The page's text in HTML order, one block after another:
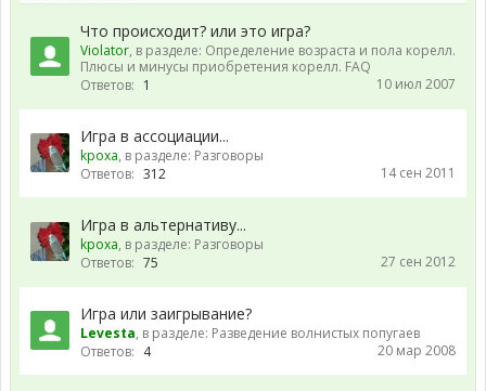
Что происходит? или это игра?
Violator, в разделе: Определение возраста и пола корелл.
Плюсы и минусы приобретения корелл. FAQ
Ответов: 1 10 июл 2007
Игра в ассоциации...
kpoxa, в разделе: Разговоры
Ответов: 312 14 сен 2011
Игра в альтернативу...
kpoxa, в разделе: Разговоры
Ответов: 75 27 сен 2012
Игра или заигрывание?
Levesta, в разделе: Разведение волнистых попугаев
Ответов: 4 20 мар 2008